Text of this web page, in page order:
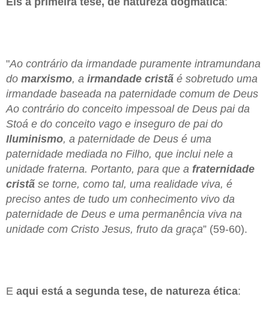
"Ao contrário da irmandade puramente intramundana
do marxismo, a irmandade cristã é sobretudo uma
irmandade baseada na paternidade comum de Deus
Ao contrário do conceito impessoal de Deus pai da
Stoá e do conceito vago e inseguro de pai do
Iluminismo, a paternidade de Deus é uma
paternidade mediada no Filho, que inclui nele a
unidade fraterna. Portanto, para que a fraternidade
cristã se torne, como tal, uma realidade viva, é
preciso antes de tudo um conhecimento vivo da
paternidade de Deus e uma permanência viva na
unidade com Cristo Jesus, fruto da graça” (59-60).
E aqui está a segunda tese, de natureza ética: